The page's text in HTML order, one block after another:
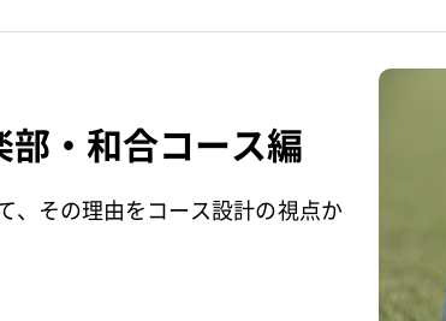
・和合コース編
、その理由をコース設計の視点か